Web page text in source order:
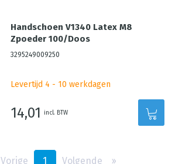
Handschoen V1340 Latex M8
Zpoeder 100/Doos
3295249009250
Levertijd 4 - 10 werkdagen
14,01 incl. BTW
Vorige 1 Volgende ››